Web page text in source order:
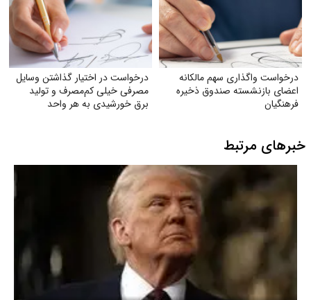
درخواست واگذاری سهم مالکانه
اعضای بازنشسته صندوق ذخیره
فرهنگیان
درخواست در اختیار گذاشتن وسایل
مصرفی خیلی کم‌مصرف و تولید
برق خورشیدی به هر واحد
خبرهای مرتبط